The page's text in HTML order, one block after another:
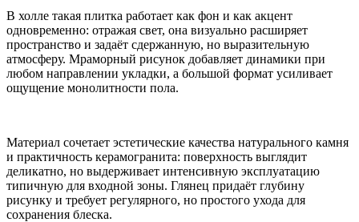
В холле такая плитка работает как фон и как акцент
одновременно: отражая свет, она визуально расширяет
пространство и задаёт сдержанную, но выразительную
атмосферу. Мраморный рисунок добавляет динамики при
любом направлении укладки, а большой формат усиливает
ощущение монолитности пола.
Материал сочетает эстетические качества натурального камня
и практичность керамогранита: поверхность выглядит
деликатно, но выдерживает интенсивную эксплуатацию
типичную для входной зоны. Глянец придаёт глубину
рисунку и требует регулярного, но простого ухода для
сохранения блеска.